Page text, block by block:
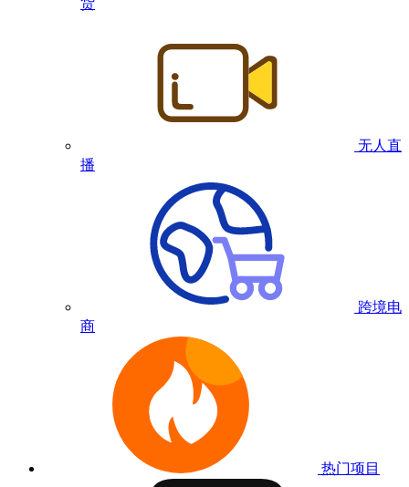
货
无人直
播
跨境电
商
热门项目